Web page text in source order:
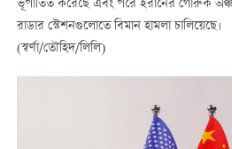
ভূপাতিত করেছে এবং পরে ইরানের গোরুক
রাডার স্টেশনগুলোতে বিমান হামলা চালিয়েছে।
(স্বর্ণা/তৌহিদ/লিলি)